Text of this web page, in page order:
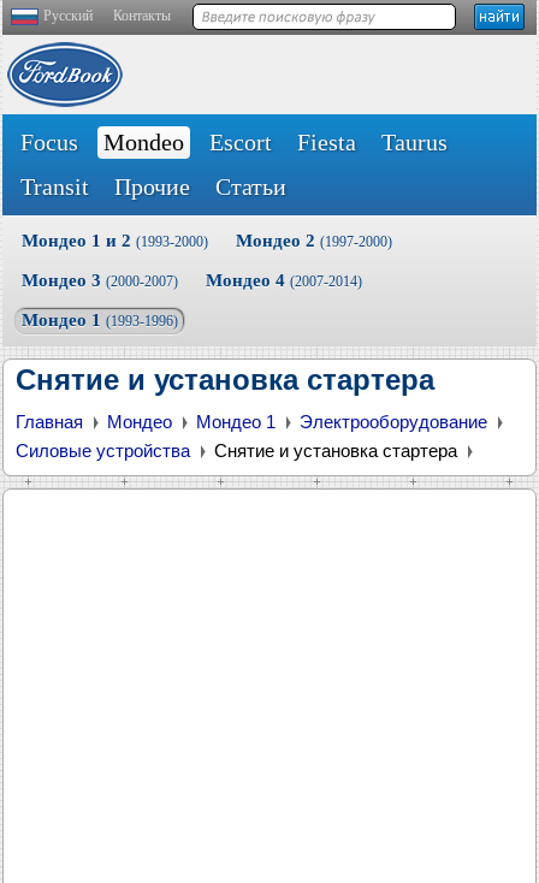
Русский Контакты
Focus Mondeo Escort Fiesta
Taurus
Transit
Прочие Статьи
Мондео 1 и 2 (1993-2000) Мондео 2 (1997-2000)
Мондео 3 (2000-2007) Мондео 4 (2007-2014)
Мондео 1 (1993-1996)
Снятие и установка стартера
Главная Мондео Мондео 1
Электрооборудование
Силовые устройства
Снятие и установка стартера